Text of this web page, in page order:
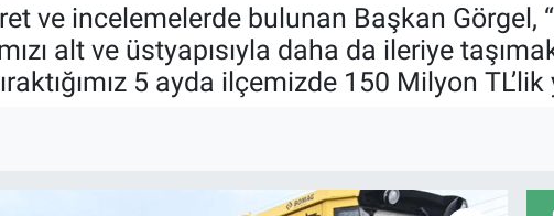
ve incelemelerde bulunan Başkan Görgel,
alt ve üstyapısıyla daha da ileriye
5 ayda ilçemizde 150 Milyon TL’lik